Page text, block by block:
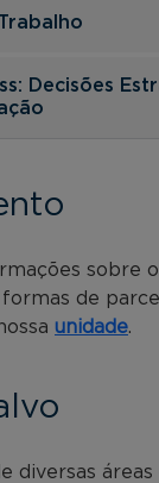
Decisões
sobre
de
unidade.
diversas